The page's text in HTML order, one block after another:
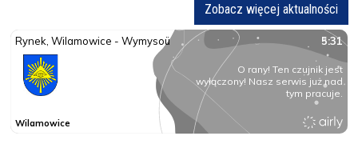
Zobacz więcej aktualności